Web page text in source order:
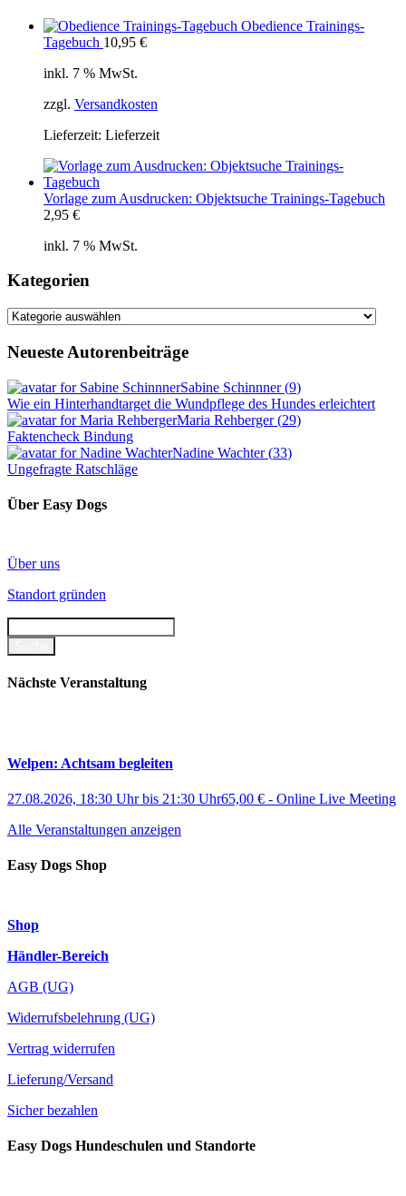
Obedience Trainings-
Tagebuch 10,95 €
inkl. 7 % MwSt.
zzgl. Versandkosten
Lieferzeit: Lieferzeit
Vorlage zum Ausdrucken: Objektsuche Trainings-Tagebuch
2,95 €
inkl. 7 % MwSt.
Kategorien
Kategorien
Neueste Autorenbeiträge
Sabine Schinnner(9)
Wie ein Hinterhandtarget die Wundpflege des Hundes erleichtert
Maria Rehberger(29)
Faktencheck Bindung
Nadine Wachter(33)
Ungefragte Ratschläge
Über Easy Dogs
Über uns
Standort gründen
Nächste Veranstaltung
Welpen: Achtsam begleiten
27.08.2026, 18:30 Uhrbis 21:30 Uhr65,00 € - Online Live Meeting
Alle Veranstaltungen anzeigen
Easy Dogs Shop
Shop
Händler-Bereich
AGB (UG)
Widerrufsbelehrung (UG)
Vertrag widerrufen
Lieferung/Versand
Sicher bezahlen
Easy Dogs Hundeschulen und Standorte